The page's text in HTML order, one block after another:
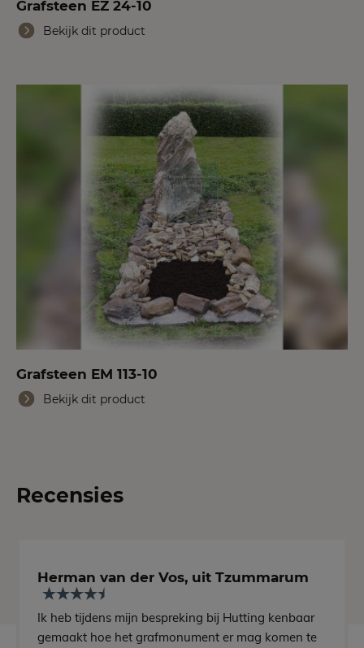
Grafsteen EZ 24-10
Bekijk dit product
Grafsteen EM 113-10
Bekijk dit product
Recensies
Herman van der Vos, uit Tzummarum
Ik heb tijdens mijn bespreking bij Hutting kenbaar
gemaakt hoe het grafmonument er mag komen te